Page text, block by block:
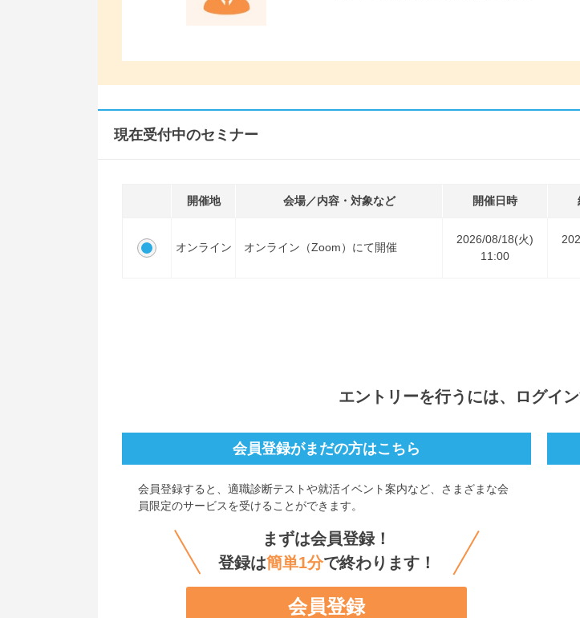
現在受付中のセミナー
開催地 会場／内容・対象など 開催日時
オンライン オンライン（Zoom）にて開催
2026/08/18(火)
11:00
エントリーを行うには、ログイ
会員登録がまだの方はこちら
会員登録すると、 適職診断テストや就活イベント案内など、さまざまな会
員限定のサービスを受けることができます。
まずは会員登録！
登録は簡単1分で終わります！
会員登録